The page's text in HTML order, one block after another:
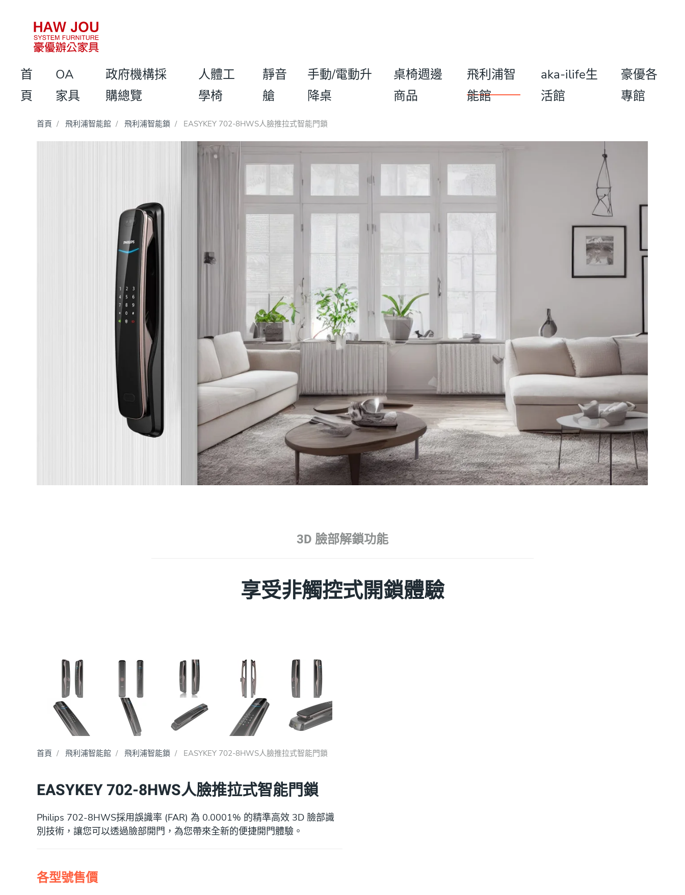
首
頁
OA
家具
政府機構採
購總覽
人體工
學椅
靜音
艙
手動/電動升
降桌
桌椅週邊
商品
飛利浦智
能館
aka-ilife生
活館
豪優各
專館
首頁 飛利浦智能館 飛利浦智能鎖 EASYKEY 702-8HWS人臉推拉式智能門鎖
3D 臉部解鎖功能
享受非觸控式開鎖體驗
首頁 飛利浦智能館 飛利浦智能鎖 EASYKEY 702-8HWS人臉推拉式智能門鎖
EASYKEY 702-8HWS人臉推拉式智能門鎖
Philips 702-8HWS採用誤識率 (FAR) 為 0.0001% 的精準高效 3D 臉部識
別技術，讓您可以透過臉部開門，為您帶來全新的便捷開門體驗。
各型號售價